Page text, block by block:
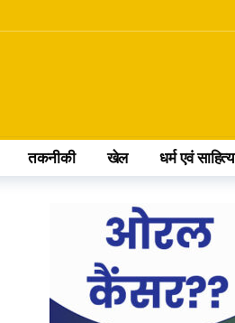
तकनीकी खेल धर्म एवं साहित्य